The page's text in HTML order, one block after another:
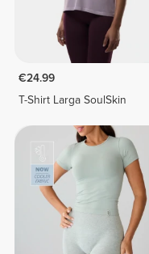
€24.99
T-Shirt Larga SoulSkin